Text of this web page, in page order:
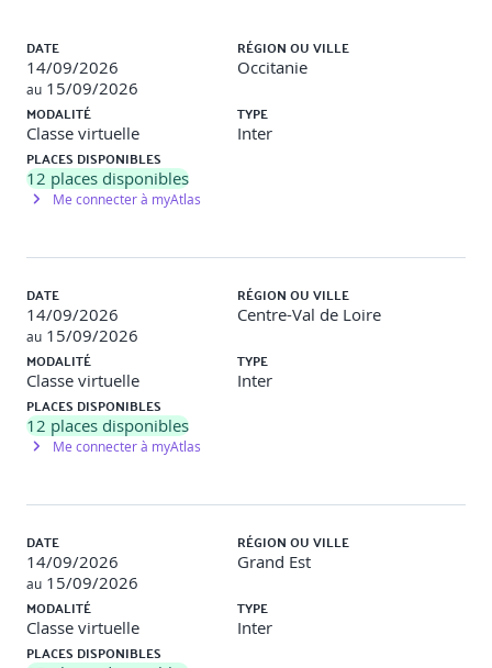
innovantes dans vos environnements professionnels.
JOUR 1
Genèse de la blockchain
o Histoire et définition de ce qu’est une blockchain
o Décentralisation dans un réseau blockchain
o Chaine de blocks et hachage
o Chaine de transaction puis de blocs
o Architecture et composition d’un bloc
Consensus
Tryptique d’une blockchain
o Les règles de gestion et d’utilisation d’une blockchain
o Soft vs Hard fork
Les smart contracts
DATE
14/09/2026
au 15/09/2026
RÉGION OU VILLE
Occitanie
MODALITÉ
Classe virtuelle
TYPE
Inter
PLACES DISPONIBLES
12 places disponibles
Me connecter à myAtlas
DATE
14/09/2026
au 15/09/2026
RÉGION OU VILLE
Centre-Val de Loire
MODALITÉ
Classe virtuelle
TYPE
Inter
PLACES DISPONIBLES
12 places disponibles
Me connecter à myAtlas
DATE
14/09/2026
au 15/09/2026
RÉGION OU VILLE
Grand Est
MODALITÉ
Classe virtuelle
TYPE
Inter
PLACES DISPONIBLES